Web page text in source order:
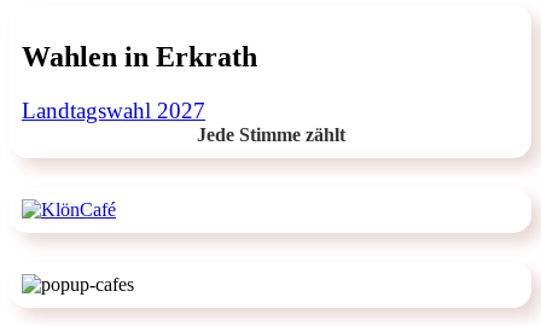
Wahlen in Erkrath
Landtagswahl 2027
Jede Stimme zählt